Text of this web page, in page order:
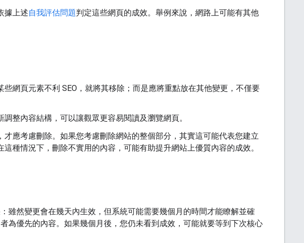
據上述自我評估問題判定這些網頁的成效。舉例來說，網路上可能有其他
些網頁元素不利 SEO，就將其移除；而是應將重點放在其他變更，不僅要
整內容結構，可以讓觀眾更容易閱讀及瀏覽網頁。
才應考慮刪除。如果您考慮刪除網站的整個部分，其實這可能代表您建立
種情況下，刪除不實用的內容，可能有助提升網站上優質內容的成效。
雖然變更會在幾天內生效，但系統可能需要幾個月的時間才能瞭解並確
為優先的內容。如果幾個月後，您仍未看到成效，可能就要等到下次核心